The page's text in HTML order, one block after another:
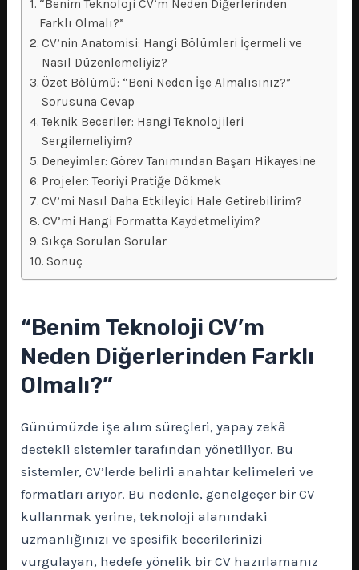
“Benim Teknoloji CV’m Neden Diğerlerinden
Farklı Olmalı?”
CV’nin Anatomisi: Hangi Bölümleri İçermeli ve
Nasıl Düzenlemeliyiz?
Özet Bölümü: “Beni Neden İşe Almalısınız?”
Sorusuna Cevap
Teknik Beceriler: Hangi Teknolojileri
Sergilemeliyim?
Deneyimler: Görev Tanımından Başarı Hikayesine
Projeler: Teoriyi Pratiğe Dökmek
CV’mi Nasıl Daha Etkileyici Hale Getirebilirim?
CV’mi Hangi Formatta Kaydetmeliyim?
Sıkça Sorulan Sorular
Sonuç
“Benim Teknoloji CV’m
Neden Diğerlerinden Farklı
Olmalı?”
Günümüzde işe alım süreçleri, yapay zekâ
destekli sistemler tarafından yönetiliyor. Bu
sistemler, CV’lerde belirli anahtar kelimeleri ve
formatları arıyor. Bu nedenle, genelgeçer bir CV
kullanmak yerine, teknoloji alanındaki
uzmanlığınızı ve spesifik becerilerinizi
vurgulayan, hedefe yönelik bir CV hazırlamanız